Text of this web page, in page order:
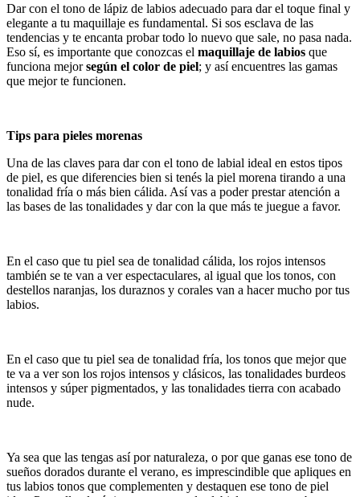
Dar con el tono de lápiz de labios adecuado para dar el toque final y
elegante a tu maquillaje es fundamental. Si sos esclava de las
tendencias y te encanta probar todo lo nuevo que sale, no pasa nada.
Eso sí, es importante que conozcas el maquillaje de labios que
funciona mejorsegún el color de piel; y así encuentres las gamas
que mejor te funcionen.
Tips para pieles morenas
Una de las claves para dar con el tono de labial ideal en estos tipos
de piel, es que diferencies bien si tenés la piel morena tirando a una
tonalidad fría o más bien cálida. Así vas a poder prestar atención a
las bases de las tonalidades y dar con la que más te juegue a favor.
En el caso que tu piel sea de tonalidad cálida, los rojos intensos
también se te van a ver espectaculares, al igual que los tonos, con
destellos naranjas, los duraznos y corales van a hacer mucho por tus
labios.
En el caso que tu piel sea de tonalidad fría, los tonos que mejor que
te va a ver son los rojos intensos y clásicos, las tonalidades burdeos
intensos y súper pigmentados, y las tonalidades tierra con acabado
nude.
Ya sea que las tengas así por naturaleza, o por que ganas ese tono de
sueños dorados durante el verano, es imprescindible que apliques en
tus labios tonos que complementen y destaquen ese tono de piel